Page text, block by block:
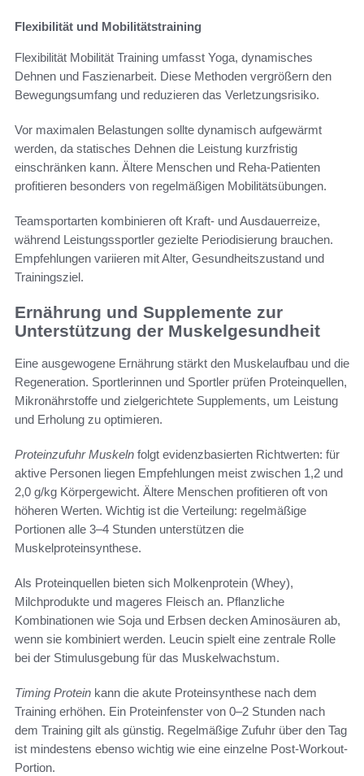
Flexibilität und Mobilitätstraining
Flexibilität Mobilität Training umfasst Yoga, dynamisches
Dehnen und Faszienarbeit. Diese Methoden vergrößern den
Bewegungsumfang und reduzieren das Verletzungsrisiko.
Vor maximalen Belastungen sollte dynamisch aufgewärmt
werden, da statisches Dehnen die Leistung kurzfristig
einschränken kann. Ältere Menschen und Reha-Patienten
profitieren besonders von regelmäßigen Mobilitätsübungen.
Teamsportarten kombinieren oft Kraft- und Ausdauerreize,
während Leistungssportler gezielte Periodisierung brauchen.
Empfehlungen variieren mit Alter, Gesundheitszustand und
Trainingsziel.
Ernährung und Supplemente zur
Unterstützung der Muskelgesundheit
Eine ausgewogene Ernährung stärkt den Muskelaufbau und die
Regeneration. Sportlerinnen und Sportler prüfen Proteinquellen,
Mikronährstoffe und zielgerichtete Supplements, um Leistung
und Erholung zu optimieren.
Proteinzufuhr Muskeln folgt evidenzbasierten Richtwerten: für
aktive Personen liegen Empfehlungen meist zwischen 1,2 und
2,0 g/kg Körpergewicht. Ältere Menschen profitieren oft von
höheren Werten. Wichtig ist die Verteilung: regelmäßige
Portionen alle 3–4 Stunden unterstützen die
Muskelproteinsynthese.
Als Proteinquellen bieten sich Molkenprotein (Whey),
Milchprodukte und mageres Fleisch an. Pflanzliche
Kombinationen wie Soja und Erbsen decken Aminosäuren ab,
wenn sie kombiniert werden. Leucin spielt eine zentrale Rolle
bei der Stimulusgebung für das Muskelwachstum.
Timing Protein kann die akute Proteinsynthese nach dem
Training erhöhen. Ein Proteinfenster von 0–2 Stunden nach
dem Training gilt als günstig. Regelmäßige Zufuhr über den Tag
ist mindestens ebenso wichtig wie eine einzelne Post-Workout-
Portion.